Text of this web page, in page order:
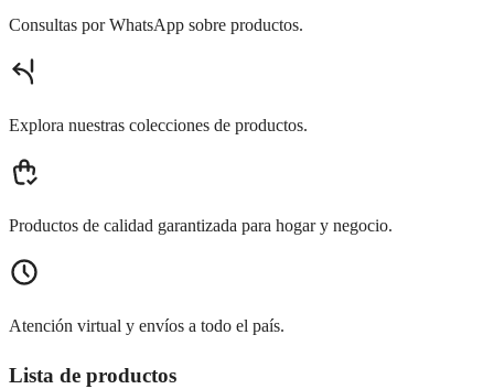
Consultas por WhatsApp sobre productos.
Explora nuestras colecciones de productos.
Productos de calidad garantizada para hogar y negocio.
Atención virtual y envíos a todo el país.
Lista de productos